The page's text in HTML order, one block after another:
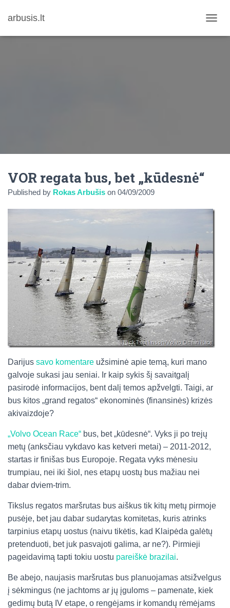
arbusis.lt
O
I
VOR regata bus, bet „kūdesnė“
Published by Rokas Arbušis on 04/09/2009
Darijus savo komentare užsiminė apie temą, kuri mano
galvoje sukasi jau seniai. Ir kaip sykis šį savaitgalį
pasirodė informacijos, bent dalį temos apžvelgti. Taigi, ar
bus kitos „grand regatos“ ekonominės (finansinės) krizės
akivaizdoje?
„Volvo Ocean Race“ bus, bet „kūdesnė“. Vyks ji po trejų
metų (anksčiau vykdavo kas ketveri metai) – 2011-2012,
startas ir finišas bus Europoje. Regata vyks mėnesiu
trumpiau, nei iki šiol, nes etapų uostų bus mažiau nei
dabar dviem-trim.
Tikslus regatos maršrutas bus aiškus tik kitų metų pirmoje
pusėje, bet jau dabar sudarytas komitetas, kuris atrinks
tarpinius etapų uostus (naivu tikėtis, kad Klaipėda galėtų
pretenduoti, bet juk pasvajoti galima, ar ne?). Pirmieji
pageidavimą tapti tokiu uostu pareiškė brazilai.
Be abejo, naujasis maršrutas bus planuojamas atsižvelgus
į sėkmingus (ne jachtoms ar jų įguloms – pamenate, kiek
gedimų butą IV etape, o rengėjams ir komandų rėmėjams